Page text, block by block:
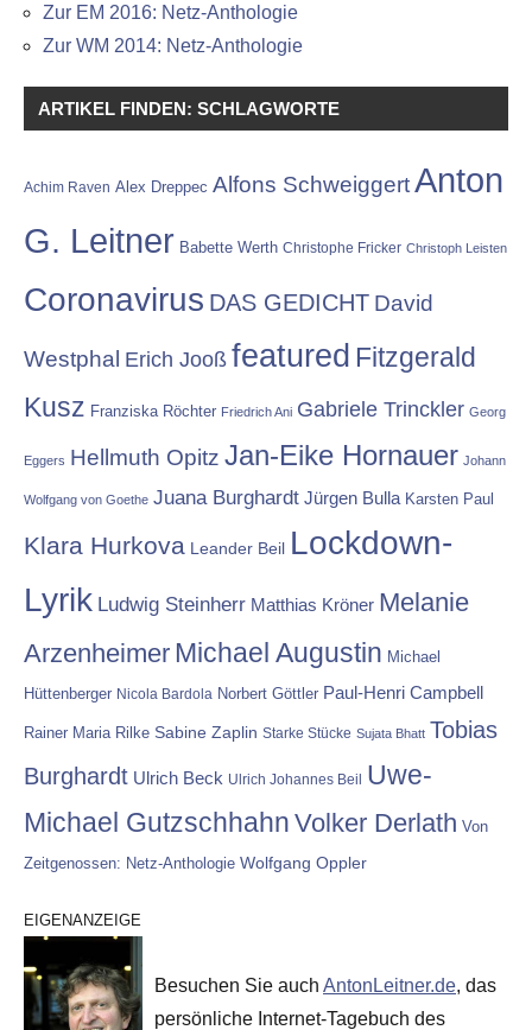
Zur EM 2016: Netz-Anthologie
Zur WM 2014: Netz-Anthologie
ARTIKEL FINDEN: SCHLAGWORTE
Achim Raven Alex Dreppec Alfons SchweiggertAnton
G. Leitner Babette Werth Christophe Fricker Christoph Leisten
Coronavirus DAS GEDICHT David
Westphal Erich Jooß featured Fitzgerald
Kusz Franziska Röchter Friedrich Ani Gabriele Trinckler Georg
Eggers Hellmuth Opitz Jan-Eike Hornauer Johann
Wolfgang von Goethe Juana Burghardt Jürgen Bulla Karsten Paul
Klara Hurkova Leander Beil Lockdown-
Lyrik Ludwig Steinherr Matthias Kröner Melanie
Arzenheimer Michael Augustin Michael
Hüttenberger Nicola Bardola Norbert Göttler Paul-Henri Campbell
Rainer Maria Rilke Sabine Zaplin Starke Stücke Sujata Bhatt Tobias
Burghardt Ulrich Beck Ulrich Johannes Beil Uwe-
Michael Gutzschhahn Volker Derlath Von
Zeitgenossen: Netz-Anthologie Wolfgang Oppler
EIGENANZEIGE
Besuchen Sie auch AntonLeitner.de, das
persönliche Internet-Tagebuch des